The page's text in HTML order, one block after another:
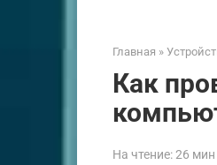
Главная »
Как
На чтение:26 мин